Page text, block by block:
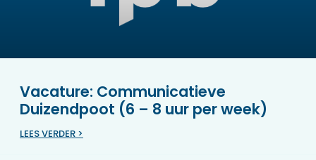
Vacature: Communicatieve
Duizendpoot (6 – 8 uur per week)
LEES VERDER >